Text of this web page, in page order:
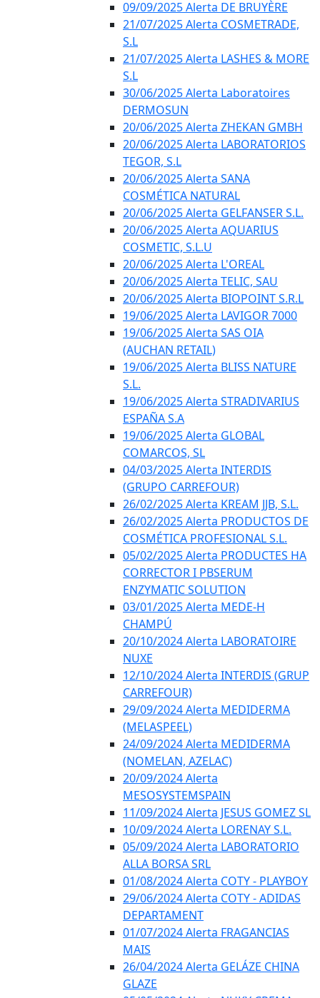
09/09/2025 Alerta DE BRUYÈRE
21/07/2025 Alerta COSMETRADE,
S.L
21/07/2025 Alerta LASHES & MORE
S.L
30/06/2025 Alerta Laboratoires
DERMOSUN
20/06/2025 Alerta ZHEKAN GMBH
20/06/2025 Alerta LABORATORIOS
TEGOR, S.L
20/06/2025 Alerta SANA
COSMÉTICA NATURAL
20/06/2025 Alerta GELFANSER S.L.
20/06/2025 Alerta AQUARIUS
COSMETIC, S.L.U
20/06/2025 Alerta L'OREAL
20/06/2025 Alerta TELIC, SAU
20/06/2025 Alerta BIOPOINT S.R.L
19/06/2025 Alerta LAVIGOR 7000
19/06/2025 Alerta SAS OIA
(AUCHAN RETAIL)
19/06/2025 Alerta BLISS NATURE
S.L.
19/06/2025 Alerta STRADIVARIUS
ESPAÑA S.A
19/06/2025 Alerta GLOBAL
COMARCOS, SL
04/03/2025 Alerta INTERDIS
(GRUPO CARREFOUR)
26/02/2025 Alerta KREAM JJB, S.L.
26/02/2025 Alerta PRODUCTOS DE
COSMÉTICA PROFESIONAL S.L.
05/02/2025 Alerta PRODUCTES HA
CORRECTOR I PBSERUM
ENZYMATIC SOLUTION
03/01/2025 Alerta MEDE-H
CHAMPÚ
20/10/2024 Alerta LABORATOIRE
NUXE
12/10/2024 Alerta INTERDIS (GRUP
CARREFOUR)
29/09/2024 Alerta MEDIDERMA
(MELASPEEL)
24/09/2024 Alerta MEDIDERMA
(NOMELAN, AZELAC)
20/09/2024 Alerta
MESOSYSTEMSPAIN
11/09/2024 Alerta JESUS GOMEZ SL
10/09/2024 Alerta LORENAY S.L.
05/09/2024 Alerta LABORATORIO
ALLA BORSA SRL
01/08/2024 Alerta COTY - PLAYBOY
29/06/2024 Alerta COTY - ADIDAS
DEPARTAMENT
01/07/2024 Alerta FRAGANCIAS
MAIS
26/04/2024 Alerta GELÁZE CHINA
GLAZE